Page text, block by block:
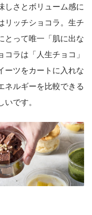
しさとボリューム感に
リッチショコラ。生チ
とって唯一「肌に出な
ラは「人生チョコ」
ーツをカートに入れな
ネルギーを比較できる
です。